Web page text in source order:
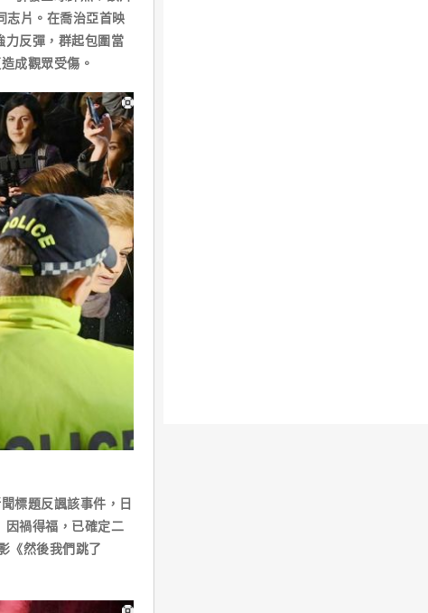
片。在喬治亞首映
力反彈，群起包圍當
成觀眾受傷。
標題反諷該事件，日
因禍得福，已確定二
《然後我們跳了